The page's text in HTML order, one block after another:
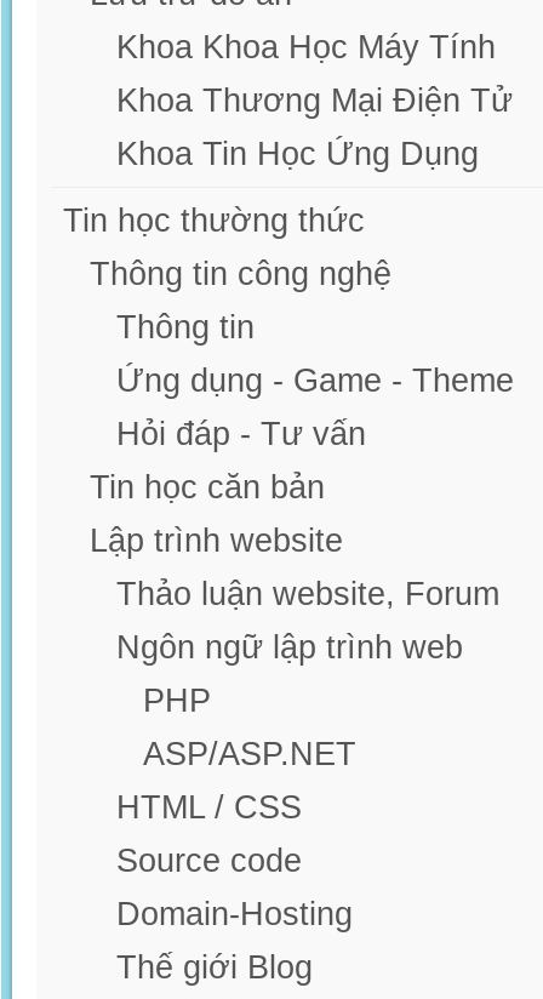
Khoa Khoa Học Máy Tính
Khoa Thương Mại Điện Tử
Khoa Tin Học Ứng Dụng
Tin học thường thức
Thông tin công nghệ
Thông tin
Ứng dụng - Game - Theme
Hỏi đáp - Tư vấn
Tin học căn bản
Lập trình website
Thảo luận website, Forum
Ngôn ngữ lập trình web
PHP
ASP/ASP.NET
HTML / CSS
Source code
Domain-Hosting
Thế giới Blog